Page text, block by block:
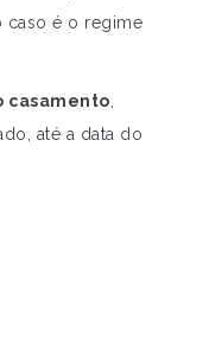
caso é o regime
casamento
até a data do